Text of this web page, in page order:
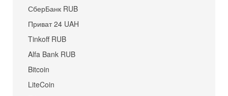
СберБанк RUB
Приват 24 UAH
Tinkoff RUB
Alfa Bank RUB
Bitcoin
LiteCoin